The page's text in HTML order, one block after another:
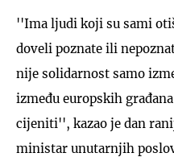
''Ima ljudi koji su sami
doveli poznate ili
nije solidarnost samo
između europskih
cijeniti'', kazao je dan
ministar unutarnjih